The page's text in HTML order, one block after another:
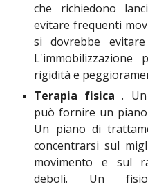
che richiedono
evitare frequenti
si dovrebbe
L'immobilizzazione
rigidità e
Terapia fisica .
può fornire un
Un piano di
concentrarsi sul
movimento e sul
deboli. Un